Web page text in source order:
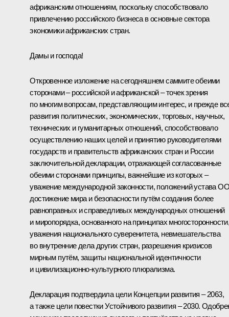
африканским отношениям, поскольку способствовало
привлечению российского бизнеса в основные сектора
экономики африканских стран.
Дамы и господа!
Откровенное изложение на сегодняшнем саммите обеими
сторонами – российской и африканской – точек зрения
по многим вопросам, представляющим интерес, и прежде
развития политических, экономических, торговых, научных,
технических и гуманитарных отношений, способствовало
осуществлению наших целей и принятию руководителями
государств и правительств африканских стран и России
заключительной декларации, отражающей согласованные
обеими сторонами принципы, важнейшие из которых –
уважение международной законности, положений устава
достижение мира и безопасности путём создания более
равноправных и справедливых международных отношений
и миропорядка, основанного на принципах
уважения национального суверенитета, невмешательства
во внутренние дела других стран, разрешения кризисов
мирным путём, защиты национальной идентичности
и цивилизационно-культурного плюрализма.
Декларация подтвердила цели Концепции развития – 2063,
а также цели повестки Устойчивого развития – 2030.